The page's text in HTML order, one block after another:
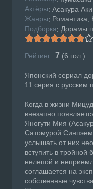
Актёры: Асакура
Жанры: Романтика
Подборка: Дорамы
Рейтинг: 7 (6 гол.)
Японский сериал
11 серия с русским
Когда в жизни
внезапно
Яногути Мия
Сатомурой
услышать от них
вступить в
нелепой и
соглашается на
собственные